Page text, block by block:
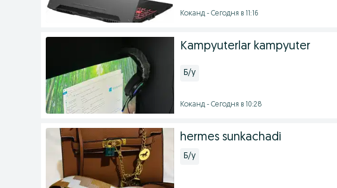
Коканд - Сегодня в 11:16
Kampyuterlar kampyuter
Б/у
Коканд - Сегодня в 10:28
hermes sunkachadi
Б/у